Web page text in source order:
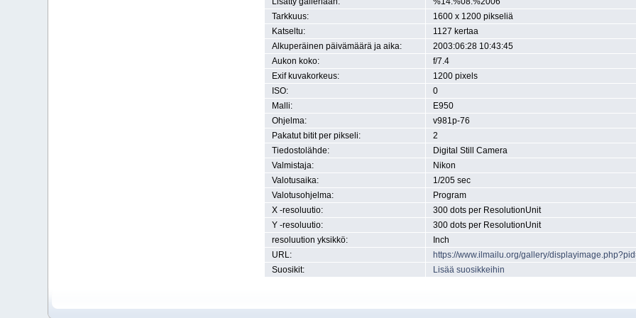
Tarkkuus:
1600 x 1200 pikseliä
Katseltu:
1127 kertaa
Alkuperäinen päivämäärä ja aika:
2003:06:28 10:43:45
Aukon koko:
f/7.4
Exif kuvakorkeus:
1200 pixels
ISO:
0
Malli:
E950
Ohjelma:
v981p-76
Pakatut bitit per pikseli:
2
Tiedostolähde:
Digital Still Camera
Valmistaja:
Nikon
Valotusaika:
1/205 sec
Valotusohjelma:
Program
X -resoluutio:
300 dots per ResolutionUnit
Y -resoluutio:
300 dots per ResolutionUnit
resoluution yksikkö:
Inch
URL:
https://www.ilmailu.org/gallery/
Suosikit:
Lisää suosikkeihin